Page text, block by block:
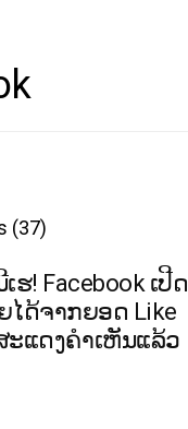
ຮ! Facebook ເປີດ
ໄດ້ຈາກຍອດ Like
ແດງຄຳເຫັນແລ້ວ